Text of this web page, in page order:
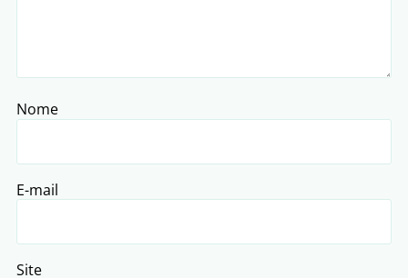
Nome
E-mail
Site